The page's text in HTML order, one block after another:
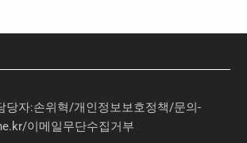
당자:손위혁/개인정보보호정책/문의-
/이메일무단수집거부